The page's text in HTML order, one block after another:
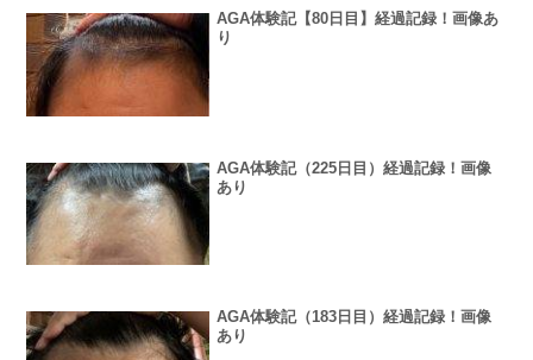
AGA体験記【80日目】経過記録！画像あ
り
AGA体験記（225日目）経過記録！画像
あり
AGA体験記（183日目）経過記録！画像
あり